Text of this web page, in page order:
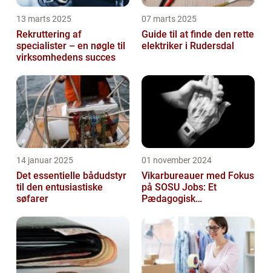
13 marts 2025
Rekruttering af
specialister – en nøgle til
virksomhedens succes
07 marts 2025
Guide til at finde den rette
elektriker i Rudersdal
14 januar 2025
Det essentielle bådudstyr
til den entusiastiske
søfarer
01 november 2024
Vikarbureauer med Fokus
på SOSU Jobs: Et
Pædagogisk